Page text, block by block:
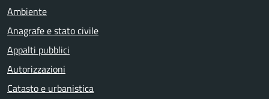
Ambiente
Anagrafe e stato civile
Appalti pubblici
Autorizzazioni
Catasto e urbanistica